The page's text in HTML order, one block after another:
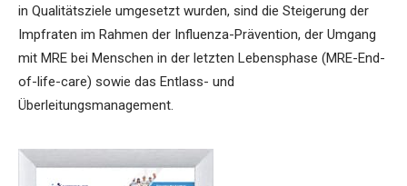
in Qualitätsziele umgesetzt wurden, sind die Steigerung der
Impfraten im Rahmen der Influenza-Prävention, der Umgang
mit MRE bei Menschen in der letzten Lebensphase (MRE-End-
of-life-care) sowie das Entlass- und
Überleitungsmanagement.